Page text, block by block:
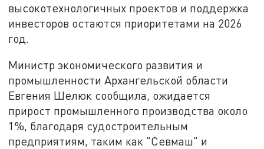
высокотехнологичных проектов и поддержка
инвесторов остаются приоритетами на 2026
год.
Министр экономического развития и
промышленности Архангельской области
Евгения Шелюк сообщила, ожидается
прирост промышленного производства около
1%, благодаря судостроительным
предприятиям, таким как "Севмаш" и